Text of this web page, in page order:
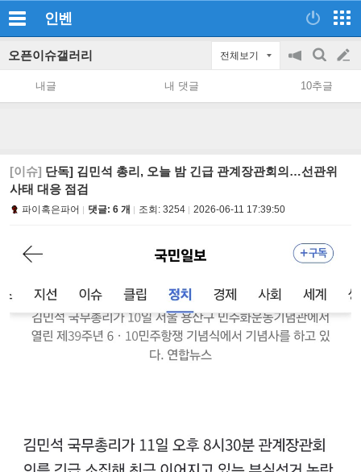
인벤
오픈이슈갤러리 전체보기
공
지
on/off
검
색
글
쓰
내글 내 댓글 10추글
[이슈] 단독] 김민석 총리, 오늘 밤 긴급 관계장관회의…선관위
사태 대응 점검
파이혹은파어 댓글: 6 개 조회: 3254 2026-06-11 17:39:50